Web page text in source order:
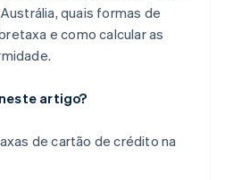
quais formas de
e como calcular as
artigo?
de cartão de crédito na